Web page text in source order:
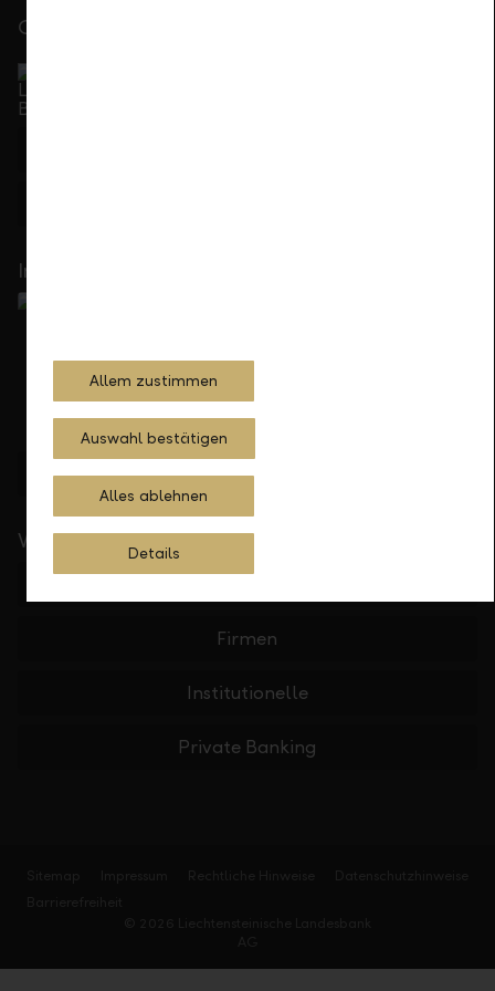
Gerne für Sie da
In Ihrer Nähe
Standorte finden
Wichtige Links
Firmen
Institutionelle
Private Banking
Allem zustimmen
Auswahl bestätigen
Alles ablehnen
Details